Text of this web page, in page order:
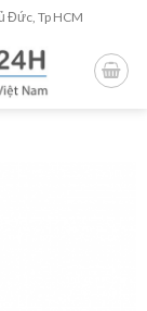
Đức, Tp HCM